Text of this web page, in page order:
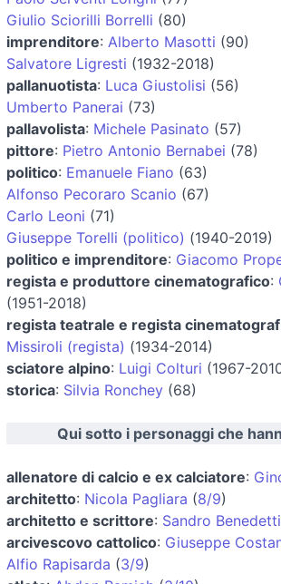
Giulio Sciorilli Borrelli (80)
imprenditore: Alberto Masotti (90)
Salvatore Ligresti (1932-2018)
pallanuotista: Luca Giustolisi (56)
Umberto Panerai (73)
pallavolista: Michele Pasinato (57)
pittore: Pietro Antonio Bernabei (78)
politico: Emanuele Fiano (63)
Alfonso Pecoraro Scanio (67)
Carlo Leoni (71)
Giuseppe Torelli (politico) (1940-2019)
politico e imprenditore: Giacomo
regista e produttore cinematografico:
(1951-2018)
regista teatrale e regista
Missiroli (regista) (1934-2014)
sciatore alpino: Luigi Colturi (1967-
storica: Silvia Ronchey (68)
Qui sotto i personaggi che
allenatore di calcio e ex calciatore:
architetto: Nicola Pagliara (8/9)
architetto e scrittore: Sandro Benedetti
arcivescovo cattolico: Giuseppe
Alfio Rapisarda (3/9)